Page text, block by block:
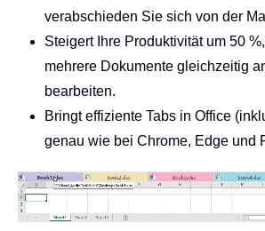
verabschieden Sie sich von der
Steigert Ihre Produktivität um 50
mehrere Dokumente gleichzeitig
bearbeiten.
Bringt effiziente Tabs in Office
genau wie bei Chrome, Edge und